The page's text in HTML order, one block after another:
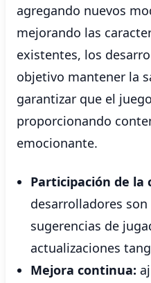
agregando nuevos
mejorando las
existentes, los
objetivo mantener la
garantizar que el
proporcionando
emocionante.
Participación de la
desarrolladores
sugerencias de
actualizaciones
Mejora continua: